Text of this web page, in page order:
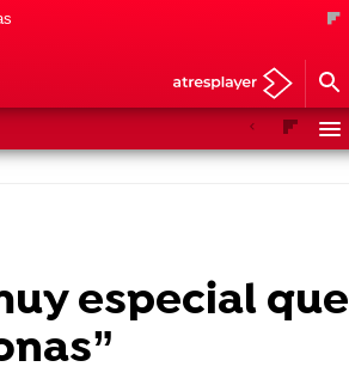
AnteriorSiguiente
especial que